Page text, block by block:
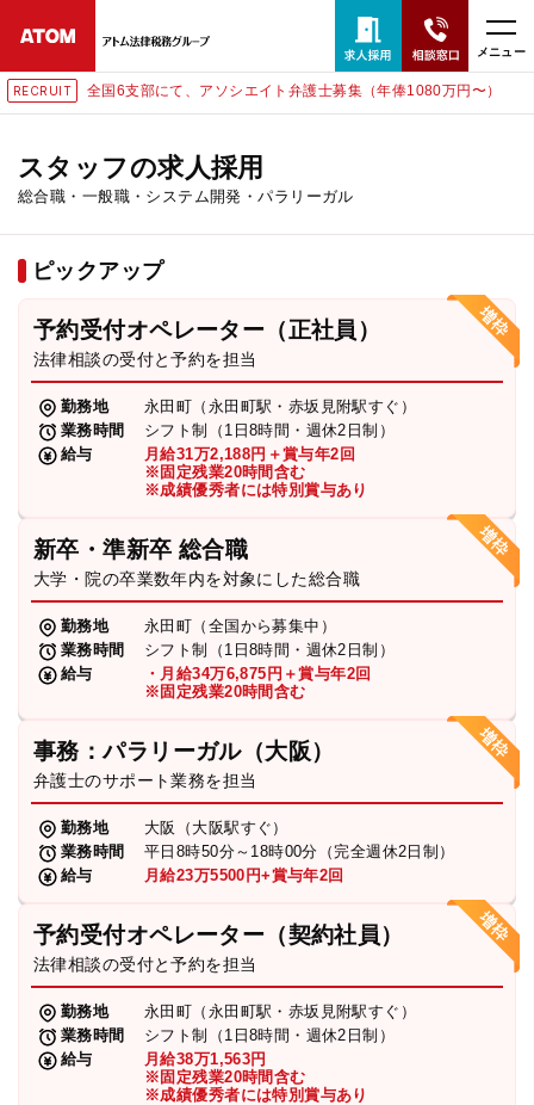
メニュー
6支部にて、アソシエイト弁護士募集（年俸1080万円〜） RECRUIT
スタッフの求人採用
総合職・一般職・システム開発・パラリーガル
ピックアップ
予約受付オペレーター（正社員）
法律相談の受付と予約を担当
勤務地
永田町（永田町駅・赤坂見附駅すぐ）
業務時間
シフト制（1日8時間・週休2日制）
給与
月給31万2,188円＋賞与年2回
※固定残業20時間含む
※成績優秀者には特別賞与あり
新卒・準新卒 総合職
大学・院の卒業数年内を対象にした総合職
勤務地
永田町（全国から募集中）
業務時間
シフト制（1日8時間・週休2日制）
給与
・月給34万6,875円＋賞与年2回
※固定残業20時間含む
事務：パラリーガル（大阪）
弁護士のサポート業務を担当
勤務地
大阪（大阪駅すぐ）
業務時間
平日8時50分～18時00分（完全週休2日制）
給与
月給23万5500円+賞与年2回
予約受付オペレーター（契約社員）
法律相談の受付と予約を担当
勤務地
永田町（永田町駅・赤坂見附駅すぐ）
業務時間
シフト制（1日8時間・週休2日制）
給与
月給38万1,563円
※固定残業20時間含む
※成績優秀者には特別賞与あり
24時間365日全国対応
無料相談窓口はこちら
ホーム
取扱分野
解決実績
弁護士・税理士
費用
求人採用
お知らせ
特設サイト
相談先情報サイト